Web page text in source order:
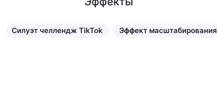
Силуэт челлендж TikTok
Эффект